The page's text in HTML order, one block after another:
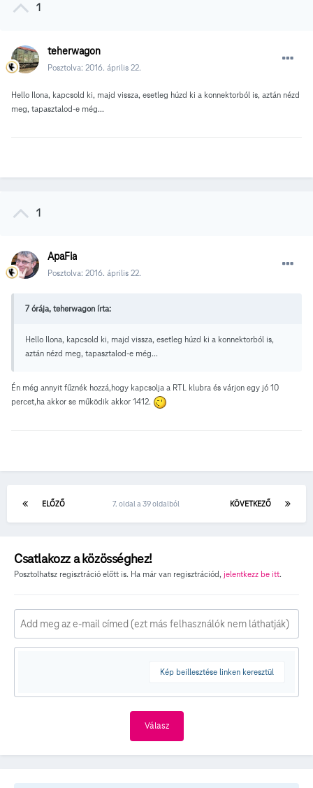
1
teherwagon
Posztolva: 2016. április 22.
Hello Ilona, kapcsold ki, majd vissza, esetleg húzd ki a konnektorból is, aztán nézd
meg, tapasztalod-e még...
1
ApaFia
Posztolva: 2016. április 22.
7 órája, teherwagon írta:
Hello Ilona, kapcsold ki, majd vissza, esetleg húzd ki a konnektorból is,
aztán nézd meg, tapasztalod-e még...
Én még annyit fűznék hozzá,hogy kapcsolja a RTL klubra és várjon egy jó 10
percet,ha akkor se működik akkor 1412.
ELŐZŐ KÖVETKEZŐ
7. oldal a 39 oldalból
Csatlakozz a közösséghez!
Posztolhatsz regisztráció előtt is. Ha már van regisztrációd, jelentkezz be itt.
Kép beillesztése linken keresztül
Válasz